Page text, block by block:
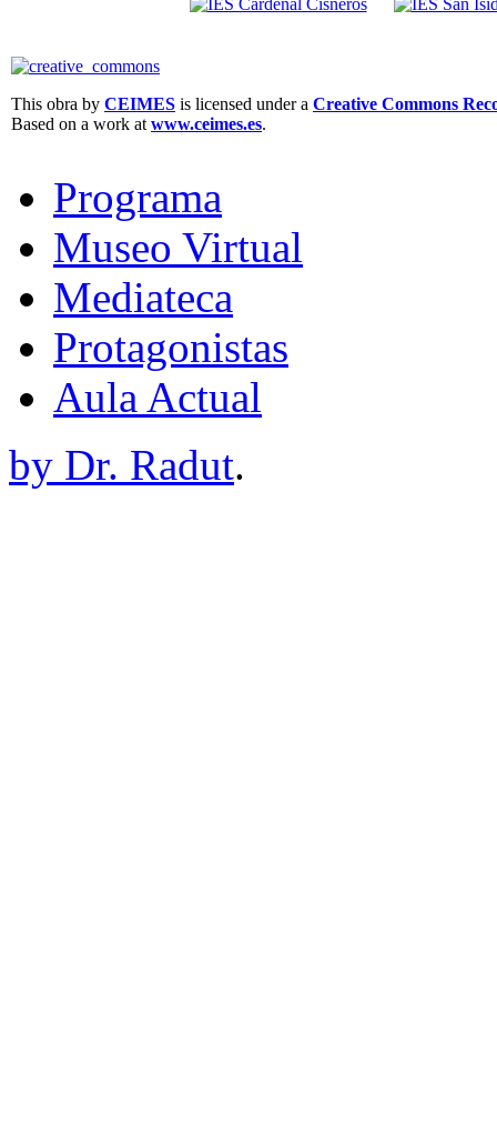
This obra by CEIMES is licensed under a Creative Commons
Based on a work at www.ceimes.es.
Programa
Museo Virtual
Mediateca
Protagonistas
Aula Actual
by Dr. Radut.